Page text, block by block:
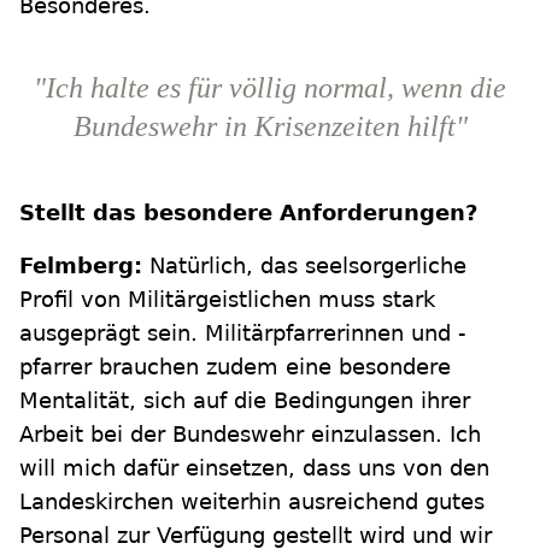
Besonderes.
"Ich halte es für völlig normal, wenn die
Bundeswehr in Krisenzeiten hilft"
Stellt das besondere Anforderungen?
Felmberg: Natürlich, das seelsorgerliche
Profil von Militärgeistlichen muss stark
ausgeprägt sein. Militärpfarrerinnen und -
pfarrer brauchen zudem eine besondere
Mentalität, sich auf die Bedingungen ihrer
Arbeit bei der Bundeswehr einzulassen. Ich
will mich dafür einsetzen, dass uns von den
Landeskirchen weiterhin ausreichend gutes
Personal zur Verfügung gestellt wird und wir